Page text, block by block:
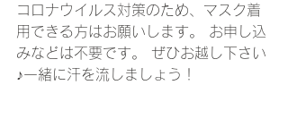
コロナウイルス対策のため、マスク着
用できる方はお願いします。 お申し込
みなどは不要です。 ぜひお越し下さい
♪一緒に汗を流しましょう！